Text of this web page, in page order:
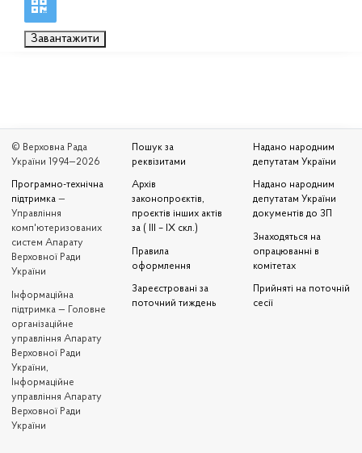
Завантажити
© Верховна Рада
України 1994—2026
Програмно-технічна
підтримка —
Управління
комп'ютеризованих
систем Апарату
Верховної Ради
України
Iнформаційна
підтримка — Головне
організаційне
управління Апарату
Верховної Ради
України,
Інформаційне
управління Апарату
Верховної Ради
України
Пошук за
реквізитами
Архів
законопроєктів,
проєктів інших актів
за ( III – IX скл.)
Правила
оформлення
Зареєстровані за
поточний тиждень
Надано народним
депутатам України
Надано народним
депутатам України
документів до ЗП
Знаходяться на
опрацюванні в
комітетах
Прийняті на поточній
сесії